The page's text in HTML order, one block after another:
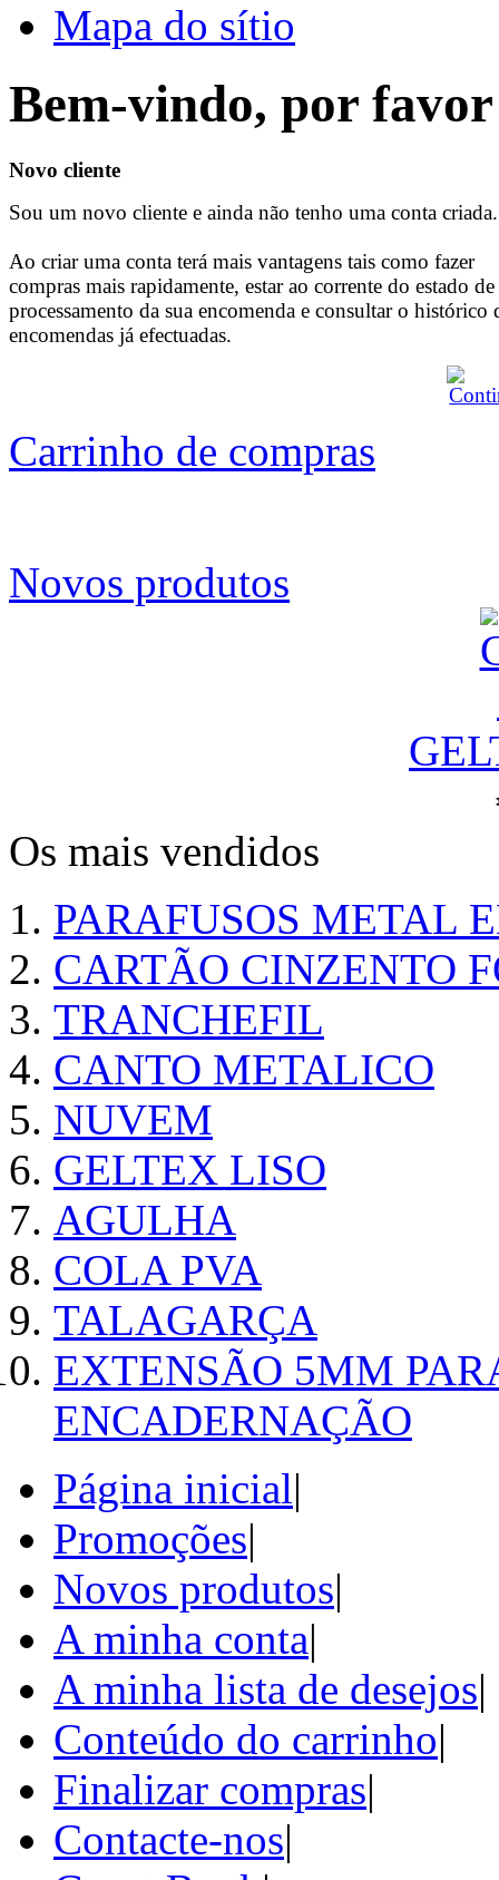
Mapa do sítio
Bem-vindo, por favor
Novo cliente
Sou um novo cliente e ainda não tenho uma conta criada.
Ao criar uma conta terá mais vantagens tais como fazer
compras mais rapidamente, estar ao corrente do estado de
processamento da sua encomenda e consultar o histórico
encomendas já efectuadas.
Carrinho de compras
Novos produtos
Os mais vendidos
PARAFUSOS METAL
CARTÃO CINZENTO
TRANCHEFIL
CANTO METALICO
NUVEM
GELTEX LISO
AGULHA
COLA PVA
TALAGARÇA
EXTENSÃO 5MM
ENCADERNAÇÃO
Página inicial|
Promoções|
Novos produtos|
A minha conta|
A minha lista de desejos|
Conteúdo do carrinho|
Finalizar compras|
Contacte-nos|